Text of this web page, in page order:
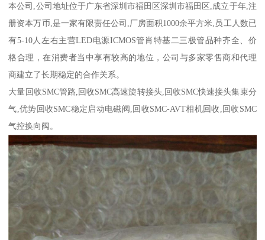
本公司,公司地址位于广东省深圳市福田区深圳市福田区,成立于年,注
册资本万币,是一家有限责任公司,厂房面积1000余平方米,员工人数已
有5-10人左右主营LED电源ICMOS管肖特基二三极管品种齐全、价
格合理，在消费者当中享有较高的地位，公司与多家零售商和代理
商建立了长期稳定的合作关系。
大量回收SMC管路,回收SMC高速旋转接头,回收SMC快速接头集束分
气,优势回收SMC稳定启动电磁阀,回收SMC-AVT相机回收,回收SMC
气控换向阀。